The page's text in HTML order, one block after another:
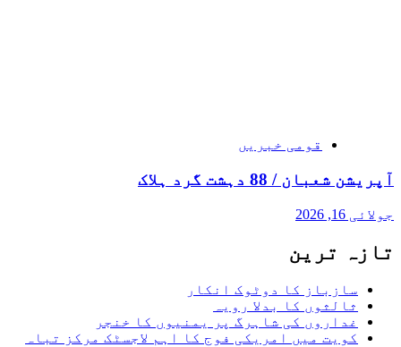
قومی خبریں
آپریشن شعبان / 88 دہشت گرد ہلاک
جولائی 16, 2026
تازہ ترین
سازباز کا دوٹوک انکار
ثالثوں کا بدلا رویہ
غداروں کی شاہرگ پر یمنیوں کا خنجر
کویت میں امریکی فوج کا اہم لاجسٹک مرکز تباہ